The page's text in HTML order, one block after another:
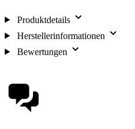
Produktdetails
Herstellerinformationen
Bewertungen